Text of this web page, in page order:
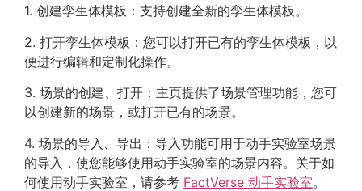
1. 创建孪生体模板：支持创建全新的孪生体模板。
2. 打开孪生体模板：您可以打开已有的孪生体模板，以
便进行编辑和定制化操作。
3. 场景的创建、打开：主页提供了场景管理功能，您可
以创建新的场景，或打开已有的场景。
4. 场景的导入、导出：导入功能可用于动手实验室场景
的导入，使您能够使用动手实验室的场景内容。关于如
何使用动手实验室，请参考 FactVerse 动手实验室。